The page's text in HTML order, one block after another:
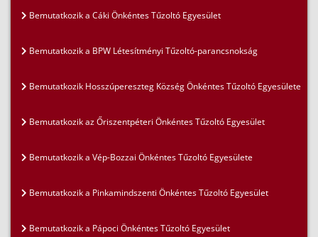
Bemutatkozik a Cáki Önkéntes Tűzoltó Egyesület
Bemutatkozik a BPW Létesítményi Tűzoltó-parancsnokság
Bemutatkozik Hosszúpereszteg Község Önkéntes Tűzoltó Egyesülete
Bemutatkozik az Őriszentpéteri Önkéntes Tűzoltó Egyesület
Bemutatkozik a Vép-Bozzai Önkéntes Tűzoltó Egyesülete
Bemutatkozik a Pinkamindszenti Önkéntes Tűzoltó Egyesület
Bemutatkozik a Pápoci Önkéntes Tűzoltó Egyesület